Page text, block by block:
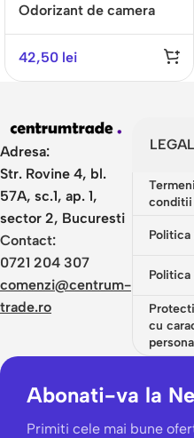
Odorizant de camera
PREMIUM
42,50 lei
Adresa:
Str. Rovine 4, bl.
57A, sc.1, ap. 1,
sector 2, Bucuresti
Contact:
0721 204 307
comenzi@centrum-
trade.ro
LEGAL
conditii
cu
Abonati-va la
Primiti cele mai bune